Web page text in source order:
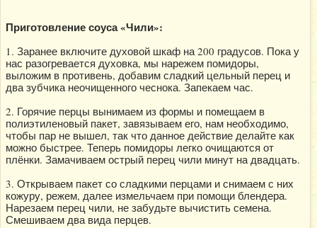
Приготовление соуса «Чили»:
1. Заранее включите духовой шкаф на 200 градусов. Пока у
нас разогревается духовка, мы нарежем помидоры,
выложим в противень, добавим сладкий цельный перец и
два зубчика неочищенного чеснока. Запекаем час.
2. Горячие перцы вынимаем из формы и помещаем в
полиэтиленовый пакет, завязываем его, нам необходимо,
чтобы пар не вышел, так что данное действие делайте как
можно быстрее. Теперь помидоры легко очищаются от
плёнки. Замачиваем острый перец чили минут на двадцать.
3. Открываем пакет со сладкими перцами и снимаем с них
кожуру, режем, далее измельчаем при помощи блендера.
Нарезаем перец чили, не забудьте вычистить семена.
Смешиваем два вида перцев.